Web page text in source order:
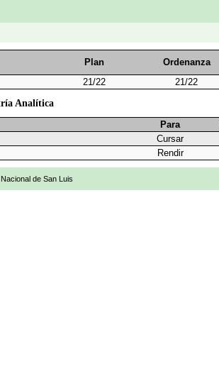
Plan Ordenanza
21/22 21/22
Analítica
Para
Cursar
Rendir
de San Luis